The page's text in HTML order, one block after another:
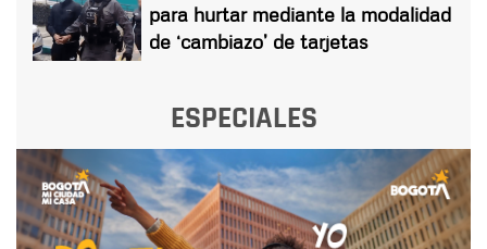
para hurtar mediante la modalidad
de ‘cambiazo’ de tarjetas
ESPECIALES